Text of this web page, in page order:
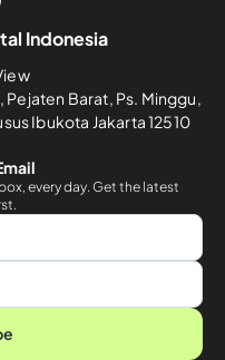
Indonesia
Pejaten Barat, Ps. Minggu,
Ibukota Jakarta 12510
every day. Get the latest